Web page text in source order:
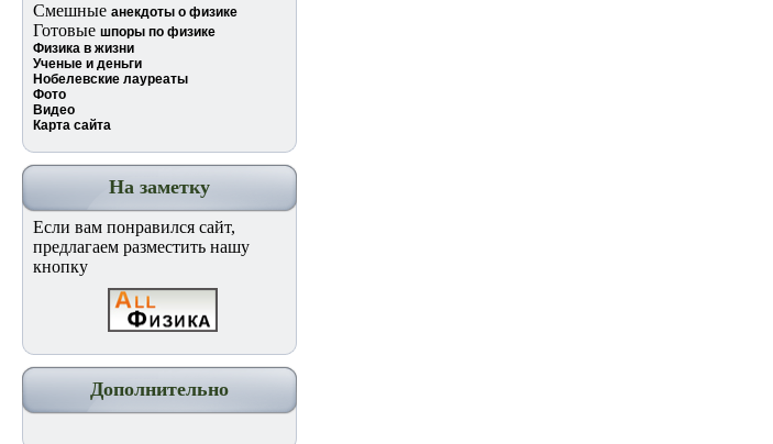
Смешные анекдоты о физике
Готовые шпоры по физике
Физика в жизни
Ученые и деньги
Нобелевские лауреаты
Фото
Видео
Карта сайта
На заметку
Если вам понравился сайт,
предлагаем разместить нашу
кнопку
Дополнительно